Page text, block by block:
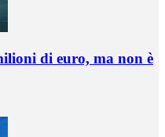
di euro, ma non è